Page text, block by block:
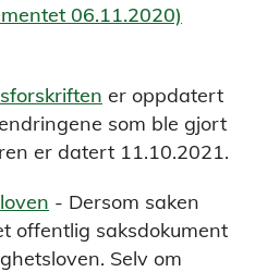
06.11.2020)
er oppdatert
som ble gjort
er datert 11.10.2021.
- Dersom saken
offentlig saksdokument
Selv om